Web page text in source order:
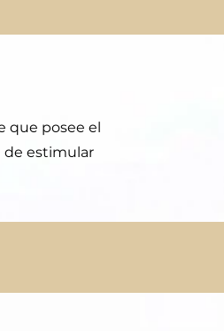
que posee el
de estimular